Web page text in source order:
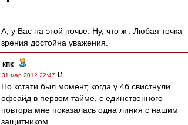
А, у Вас на этой почве. Ну, что ж . Любая точка
зрения достойна уважения.
кпк -
31 мар 2012 22:47
Но кстати был момент, когда у 4б свистнули
офсайд в первом тайме, с единственного
повтора мне показалась одна линия с нашим
защитником